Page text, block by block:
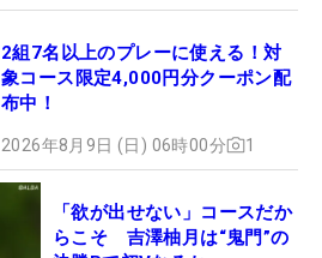
2組7名以上のプレーに使える！対
象コース限定4,000円分クーポン配
布中！
2026年8月9日 (日) 06時00分 1
「欲が出せない」コースだか
らこそ 吉澤柚月は“鬼門”の